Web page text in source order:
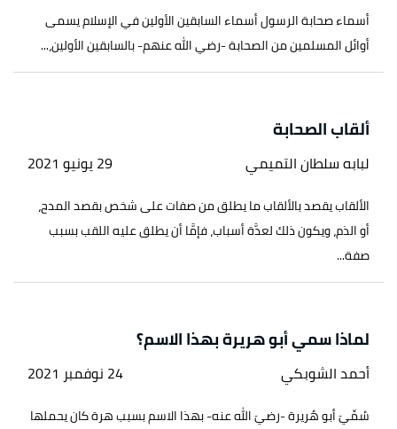
أسماء صحابة الرسول أسماء السابقين الأولين في الإسلام يسمى
أوائل المسلمين من الصحابة -رضي الله عنهم- بالسابقين الأولين،...
ألقاب الصحابة
لبابه سلطان التميمي 29 يونيو 2021
الألقاب يقصد بالألقاب ما يطلق من صفات على شخص بقصد المدح،
أو الذم، ويكون ذلك لعدَّة أسباب، فإمَّا أن يطلق عليه اللقب بسبب
صفة...
لماذا سمي أبو هريرة بهذا الاسم؟
أحمد الشوبكي 24 نوفمبر 2021
سُمِّيَ أبو هُريرة -رضيَ الله عنه- بهذا الاسم بسبب هرة كان يحملها